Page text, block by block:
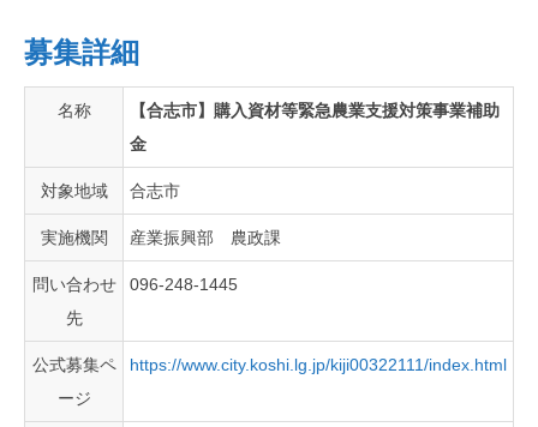
募集詳細
名称
【合志市】購入資材等緊急農業支援対策事業補助
金
対象地域 合志市
実施機関 産業振興部 農政課
問い合わせ
先
096-248-1445
公式募集ペ
ージ
https://www.city.koshi.lg.jp/kiji00322111/index.html